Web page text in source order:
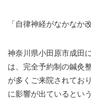
「自律神経がなかなか
神奈川県小田原市成田
は、完全予約制の鍼灸
が多くご来院されてお
に影響が出ているとい